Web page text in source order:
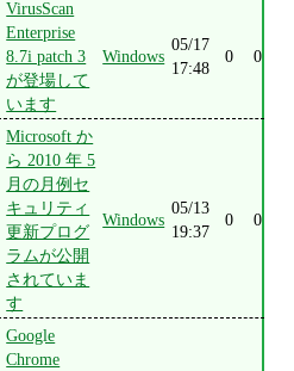
VirusScan
Enterprise
8.7i patch 3
が登場して
います
Windows
05/17
17:48
0 0
Microsoft か
ら 2010 年 5
月の月例セ
キュリティ
更新プログ
ラムが公開
されていま
す
Windows
05/13
19:37
0 0
Google
Chrome